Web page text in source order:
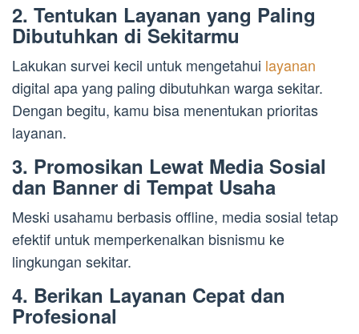
2. Tentukan Layanan yang Paling
Dibutuhkan di Sekitarmu
Lakukan survei kecil untuk mengetahui layanan
digital apa yang paling dibutuhkan warga sekitar.
Dengan begitu, kamu bisa menentukan prioritas
layanan.
3. Promosikan Lewat Media Sosial
dan Banner di Tempat Usaha
Meski usahamu berbasis offline, media sosial tetap
efektif untuk memperkenalkan bisnismu ke
lingkungan sekitar.
4. Berikan Layanan Cepat dan
Profesional